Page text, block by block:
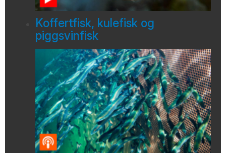
Koffertfisk, kulefisk og
piggsvinfisk